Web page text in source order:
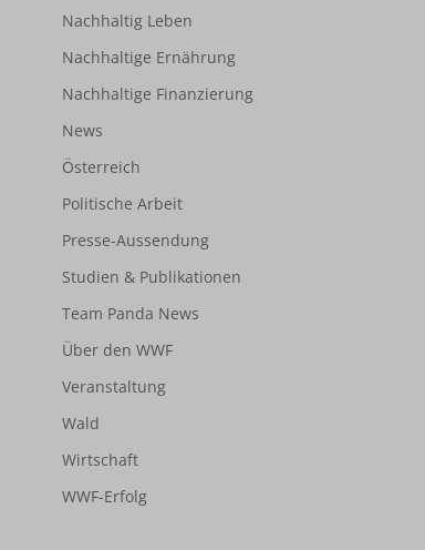
Nachhaltig Leben
Nachhaltige Ernährung
Nachhaltige Finanzierung
News
Österreich
Politische Arbeit
Presse-Aussendung
Studien & Publikationen
Team Panda News
Über den WWF
Veranstaltung
Wald
Wirtschaft
WWF-Erfolg